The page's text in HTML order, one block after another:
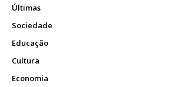
Últimas
Sociedade
Educação
Cultura
Economia